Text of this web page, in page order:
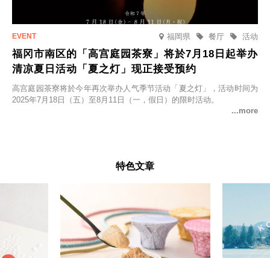
福岡県 活动
餐厅
福冈市南区的「高宫庭园茶寮」将於7月18日起举办
清凉夏日活动「夏之灯」现正接受预约
高宫庭园茶寮将於今年再次举办人气季节活动「夏之灯」，活动时间为
2025年7月18日（五）至8月11日（一，假日）的限时活动。
特色文章